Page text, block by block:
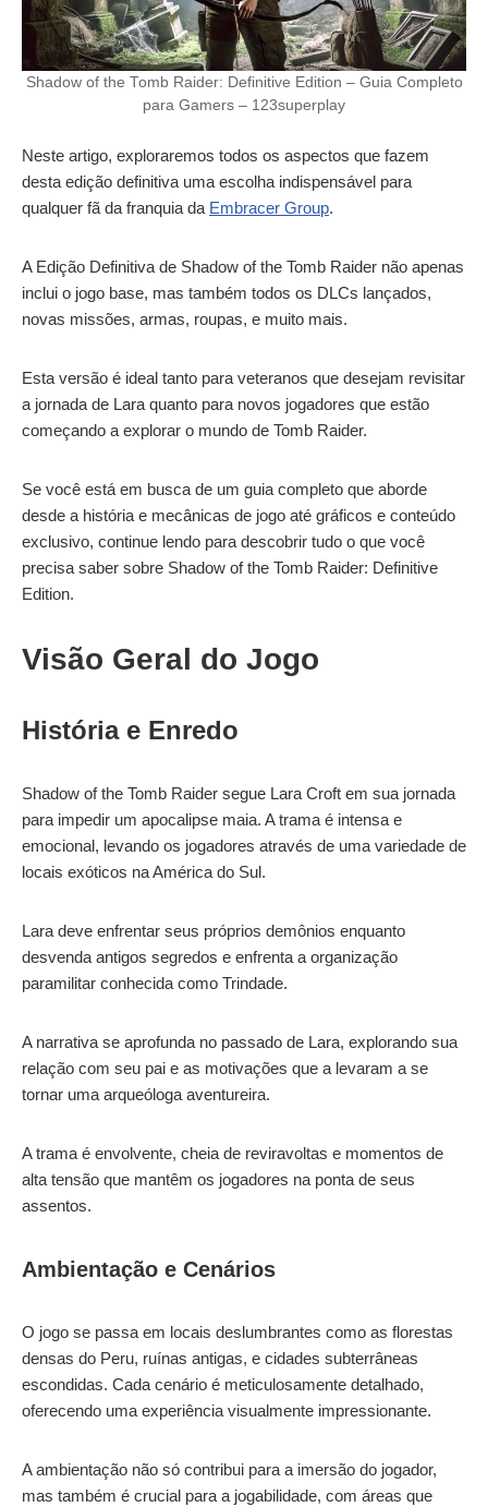
Shadow of the Tomb Raider: Definitive Edition – Guia Completo
para Gamers – 123superplay
Neste artigo, exploraremos todos os aspectos que fazem
desta edição definitiva uma escolha indispensável para
qualquer fã da franquia da Embracer Group.
A Edição Definitiva de Shadow of the Tomb Raider não apenas
inclui o jogo base, mas também todos os DLCs lançados,
novas missões, armas, roupas, e muito mais.
Esta versão é ideal tanto para veteranos que desejam revisitar
a jornada de Lara quanto para novos jogadores que estão
começando a explorar o mundo de Tomb Raider.
Se você está em busca de um guia completo que aborde
desde a história e mecânicas de jogo até gráficos e conteúdo
exclusivo, continue lendo para descobrir tudo o que você
precisa saber sobre Shadow of the Tomb Raider: Definitive
Edition.
Visão Geral do Jogo
História e Enredo
Shadow of the Tomb Raider segue Lara Croft em sua jornada
para impedir um apocalipse maia. A trama é intensa e
emocional, levando os jogadores através de uma variedade de
locais exóticos na América do Sul.
Lara deve enfrentar seus próprios demônios enquanto
desvenda antigos segredos e enfrenta a organização
paramilitar conhecida como Trindade.
A narrativa se aprofunda no passado de Lara, explorando sua
relação com seu pai e as motivações que a levaram a se
tornar uma arqueóloga aventureira.
A trama é envolvente, cheia de reviravoltas e momentos de
alta tensão que mantêm os jogadores na ponta de seus
assentos.
Ambientação e Cenários
O jogo se passa em locais deslumbrantes como as florestas
densas do Peru, ruínas antigas, e cidades subterrâneas
escondidas. Cada cenário é meticulosamente detalhado,
oferecendo uma experiência visualmente impressionante.
A ambientação não só contribui para a imersão do jogador,
mas também é crucial para a jogabilidade, com áreas que